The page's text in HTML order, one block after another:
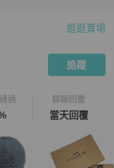
逛逛賣場
追蹤
過 聊聊回覆
當天回覆